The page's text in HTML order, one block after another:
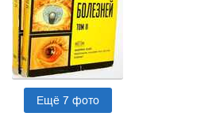
Ещё 7 фото